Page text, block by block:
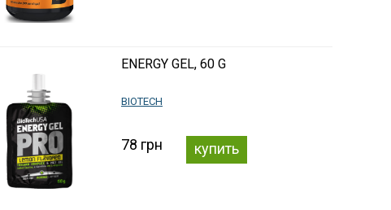
ENERGY GEL, 60 G
BIOTECH
78 грн купить